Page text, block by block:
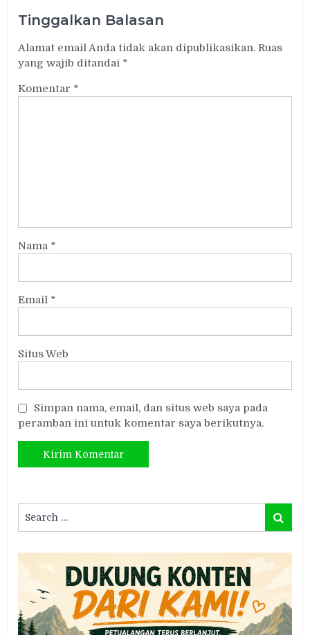
Tinggalkan Balasan
Alamat email Anda tidak akan dipublikasikan. Ruas
yang wajib ditandai *
Komentar *
Nama *
Email *
Situs Web
Simpan nama, email, dan situs web saya pada
peramban ini untuk komentar saya berikutnya.
for:
Search